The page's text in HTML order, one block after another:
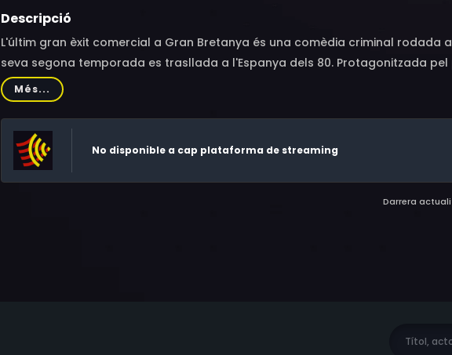
Descripció
L'últim gran èxit comercial a Gran Bretanya és una comèdia criminal rodada
seva segona temporada es trasllada a l'Espanya dels 80. Protagonitzada
guanyadora del BAFTA "People Just Do Nothing": Allan Mustafa, Steve Stamp i
llangueix a la presó, Albert, Tash i Sidney han escapat per a començar una
del Sol.
Més...
No disponible a cap plataforma de streaming
Darrera